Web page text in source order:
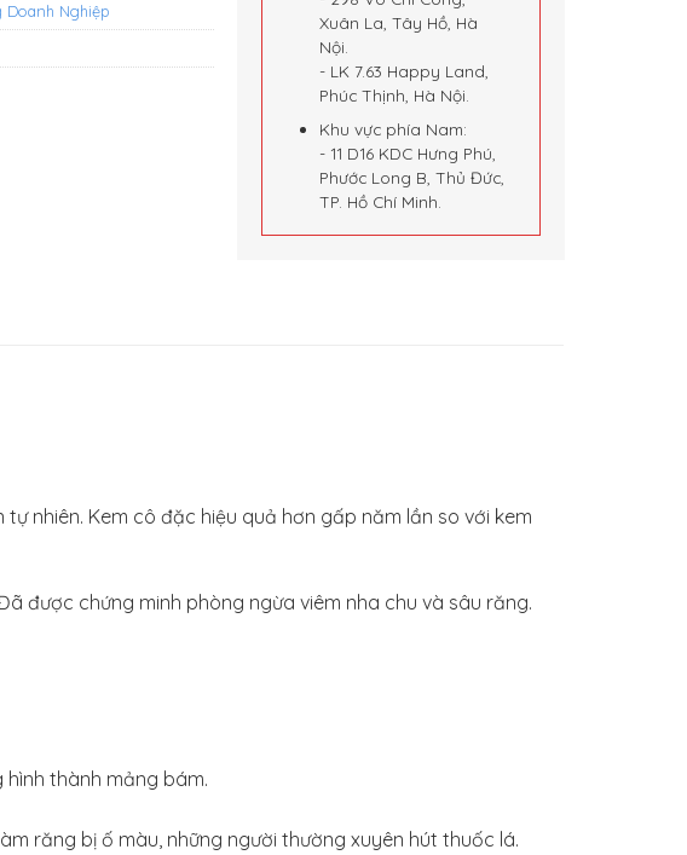
Doanh Nghiệp
Xuân La, Tây Hồ, Hà
Nội.
- LK 7.63 Happy Land,
Phúc Thịnh, Hà Nội.
Khu vực phía Nam:
- 11 D16 KDC Hưng Phú,
Phước Long B, Thủ Đức,
TP. Hồ Chí Minh.
nhiên. Kem cô đặc hiệu quả hơn gấp năm lần so với kem
được chứng minh phòng ngừa viêm nha chu và sâu răng.
thành mảng bám.
răng bị ố màu, những người thường xuyên hút thuốc lá.